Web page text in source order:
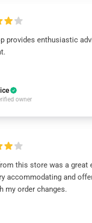
provides enthusiastic
owner
this store was a great
accommodating and
my order changes.